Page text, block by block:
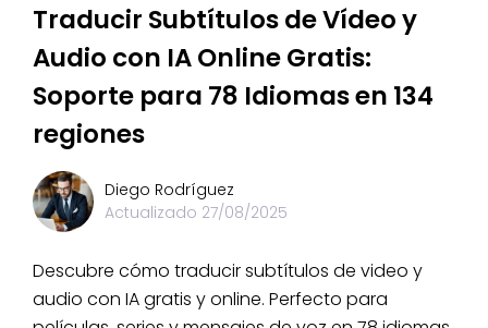
Traducir Subtítulos de Vídeo y
Audio con IA Online Gratis:
Soporte para 78 Idiomas en 134
regiones
Diego Rodríguez
Actualizado 27/08/2025
Descubre cómo traducir subtítulos de video y
audio con IA gratis y online. Perfecto para